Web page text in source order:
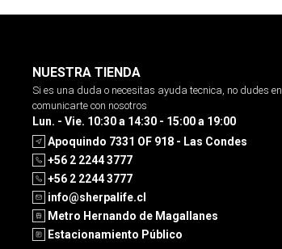
NUESTRA TIENDA
Si es una duda o necesitas ayuda tecnica, no dudes en
comunicarte con nosotros
Lun. - Vie. 10:30 a 14:30 - 15:00 a 19:00
Apoquindo 7331 OF 918 - Las Condes
+56 2 2244 3777
+56 2 2244 3777
info@sherpalife.cl
Metro Hernando de Magallanes
Estacionamiento Público